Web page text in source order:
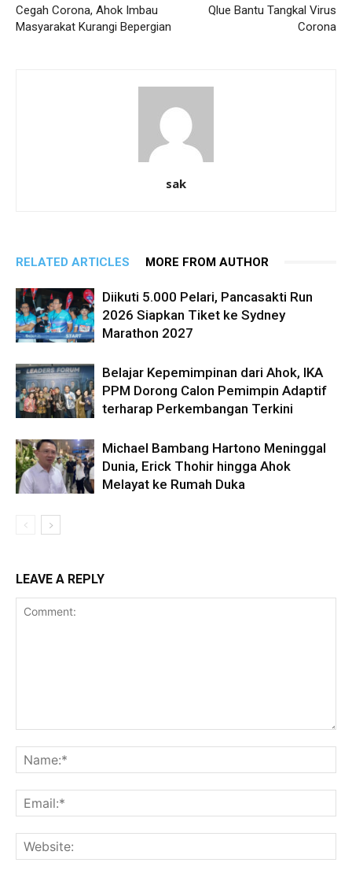
Cegah Corona, Ahok Imbau
Masyarakat Kurangi Bepergian
Qlue Bantu Tangkal Virus
Corona
sak
RELATED ARTICLES MORE FROM AUTHOR
Diikuti 5.000 Pelari, Pancasakti Run
2026 Siapkan Tiket ke Sydney
Marathon 2027
Belajar Kepemimpinan dari Ahok, IKA
PPM Dorong Calon Pemimpin Adaptif
terharap Perkembangan Terkini
Michael Bambang Hartono Meninggal
Dunia, Erick Thohir hingga Ahok
Melayat ke Rumah Duka
LEAVE A REPLY